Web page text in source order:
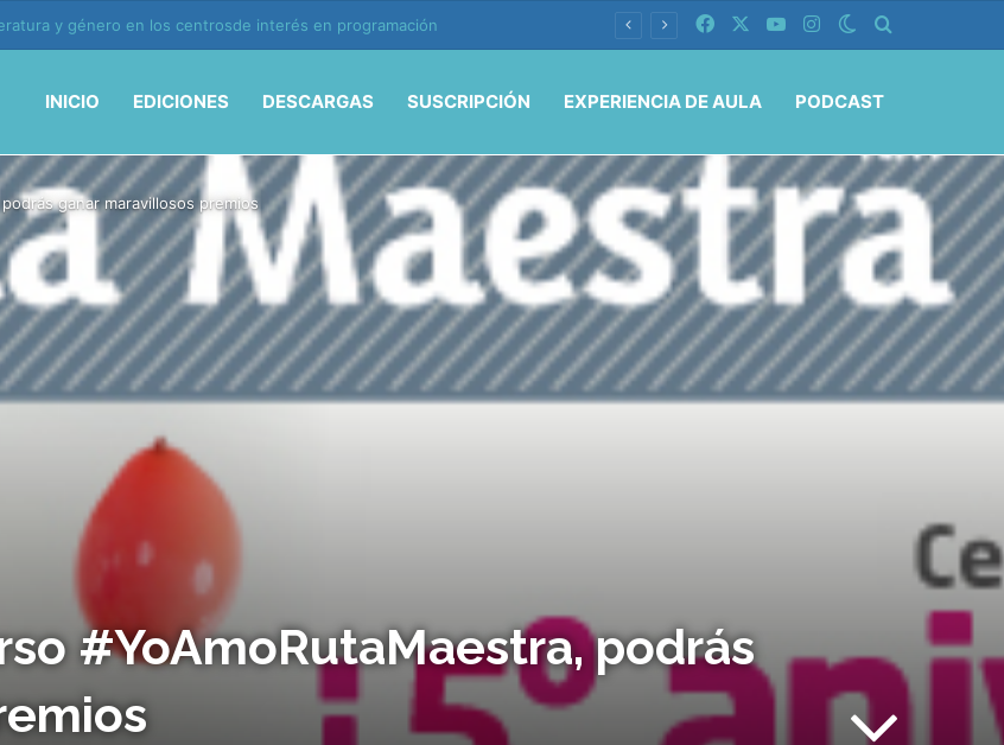
y género en los centrosde interés en programación Facebook YouTubeInstagramSwitch skin
INICIO EDICIONES DESCARGAS SUSCRIPCIÓN EXPERIENCIA DE AULA PODCAST
ganar maravillosos premios
#YoAmoRutaMaestra, podrás